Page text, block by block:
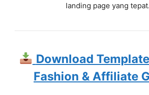
landing page yang
Download
Fashion & Affiliate